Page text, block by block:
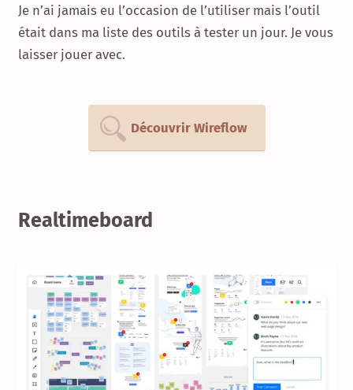
Je n’ai jamais eu l’occasion de l’utiliser mais l’outil
était dans ma liste des outils à tester un jour. Je vous
laisser jouer avec.
Découvrir Wireflow
Realtimeboard